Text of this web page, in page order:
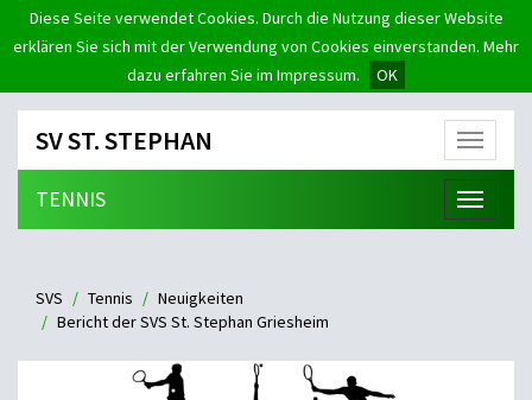
Diese Seite verwendet Cookies. Durch die Nutzung dieser Website
erklären Sie sich mit der Verwendung von Cookies einverstanden. Mehr
dazu erfahren Sie im Impressum.
OK
Menü
SV ST. STEPHAN
Menü
TENNIS
SVS Tennis
Neuigkeiten
Bericht der SVS St. Stephan Griesheim